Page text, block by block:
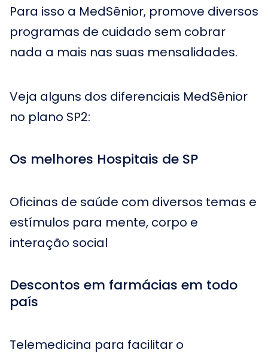
Para isso a MedSênior, promove diversos
programas de cuidado sem cobrar
nada a mais nas suas mensalidades.
Veja alguns dos diferenciais MedSênior
no plano SP2:
Os melhores Hospitais de SP
Oficinas de saúde com diversos temas e
estímulos para mente, corpo e
interação social
Descontos em farmácias em todo
país
Telemedicina para facilitar o